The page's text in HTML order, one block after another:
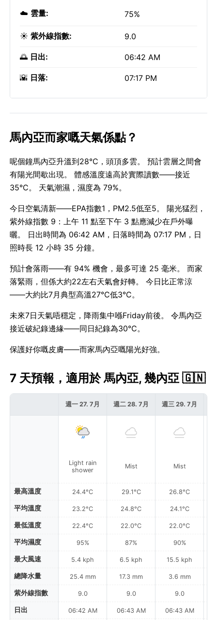
☁️ 雲量: 75%
☀️ 紫外線指數: 9.0
🌅 日出: 06:42 AM
🌇 日落: 07:17 PM
馬內亞而家嘅天氣係點？
呢個鐘馬內亞升溫到28°C，頭頂多雲。 預計雲層之間會
有陽光間歇出現。 體感溫度遠高於實際讀數——接近
35°C。 天氣潮濕，濕度為 79%。
今日空氣清新——EPA指數1，PM2.5低至5。 陽光猛烈，
紫外線指數 9：上午 11 點至下午 3 點應減少在戶外曝
曬。 日出時間為 06:42 AM，日落時間為 07:17 PM，日
照時長 12 小時 35 分鐘。
預計會落雨——有 94% 機會，最多可達 25 毫米。 而家
落緊雨，但係大約22左右天氣會好轉。 今日比正常涼
——大約比7月典型高溫27°C低3°C。
未來7日天氣唔穩定，降雨集中喺Friday前後。 令馬內亞
接近破紀錄邊緣——同日紀錄為30°C。
保護好你嘅皮膚——而家馬內亞嘅陽光好強。
7 天預報，適用於 馬內亞, 幾內亞 🇬🇳
最高溫度
平均溫度
最低溫度
平均濕度
最大風速
總降水量
紫外線指數
日出
週一 27. 7月
Light rain
shower
24.4°C
23.2°C
22.4°C
95%
5.4 kph
25.4 mm
9.0
06:42 AM
週二 28. 7月
Mist
29.1°C
24.8°C
22.0°C
87%
6.5 kph
17.3 mm
9.0
06:43 AM
週三 29. 7月
Mist
26.8°C
24.1°C
22.0°C
90%
15.5 kph
3.6 mm
9.0
06:43 AM